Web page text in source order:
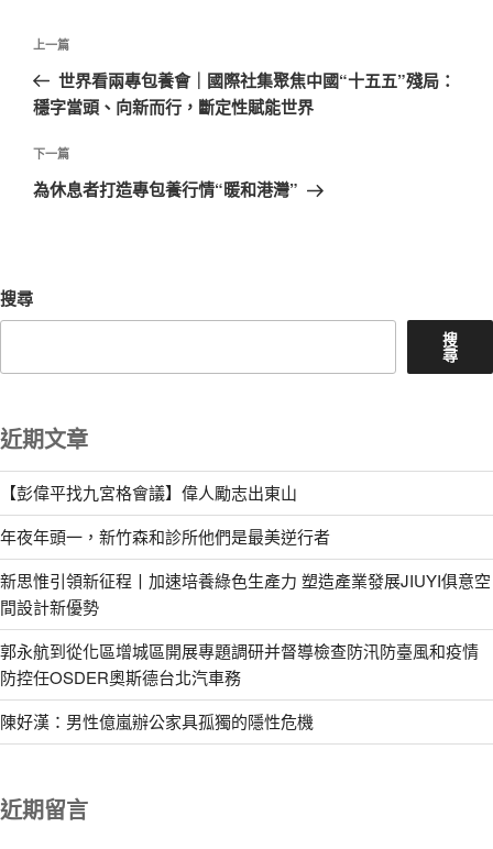
文
導
覽
上
一
篇
章
上一篇
世界看兩專包養會｜國際社集聚焦中國“十五五”殘局：
穩字當頭、向新而行，斷定性賦能世界
下
一
下一篇
為休息者打造專包養行情“暖和港灣”
搜尋
搜
尋
近期文章
【彭偉平找九宮格會議】偉人勵志出東山
年夜年頭一，新竹森和診所他們是最美逆行者
新思惟引領新征程丨加速培養綠色生產力 塑造產業發展JIUYI俱意空
間設計新優勢
郭永航到從化區增城區開展專題調研并督導檢查防汛防臺風和疫情
防控任OSDER奧斯德台北汽車務
陳好漢：男性億嵐辦公家具孤獨的隱性危機
近期留言